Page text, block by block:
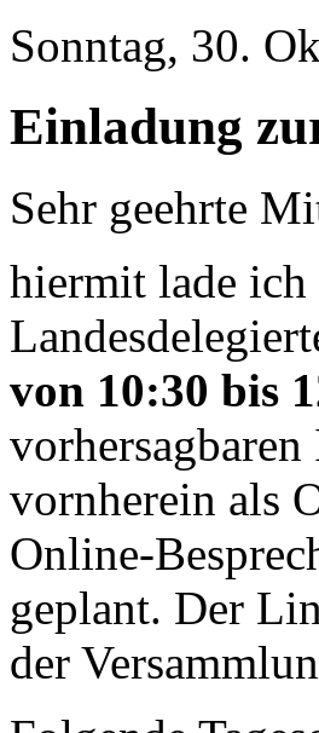
Sonntag, 30.
Einladung
Sehr geehrte
hiermit lade
von 10:30 bis
vornherein als
Online-
geplant. Der
der